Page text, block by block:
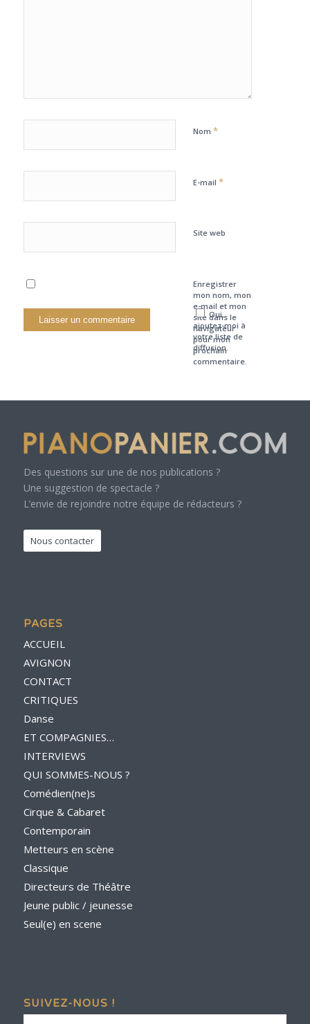
Nom *
E-mail *
Site web
Enregistrer
mon nom, mon
e-mail et mon
site dans le
navigateur
pour mon
prochain
commentaire.
Oui,
ajoutez-moi à
votre liste de
diffusion.
Des questions sur une de nos publications ?
Une suggestion de spectacle ?
L’envie de rejoindre notre équipe de rédacteurs ?
Nous contacter
PAGES
ACCUEIL
AVIGNON
CONTACT
CRITIQUES
Danse
ET COMPAGNIES…
INTERVIEWS
QUI SOMMES-NOUS ?
Comédien(ne)s
Cirque & Cabaret
Contemporain
Metteurs en scène
Classique
Directeurs de Théâtre
Jeune public / jeunesse
Seul(e) en scene
SUIVEZ-NOUS !